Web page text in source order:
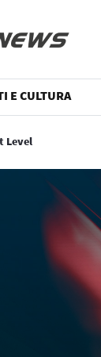
E CULTURA
Level